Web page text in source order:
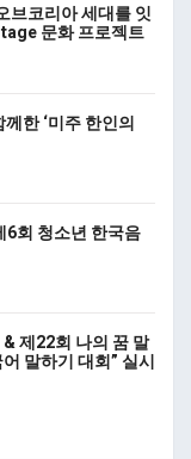
코리아 세대를 잇
문화 프로젝트
한 ‘미주 한인의
회 청소년 한국음
제22회 나의 꿈 말
말하기 대회” 실시